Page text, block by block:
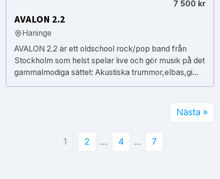
7 500 kr
AVALON 2.2
Haninge
AVALON 2.2 är ett oldschool rock/pop band från
Stockholm som helst spelar live och gör musik på det
gammalmodiga sättet: Akustiska trummor,elbas,gi...
1 2 … 4 … 7
Nästa »